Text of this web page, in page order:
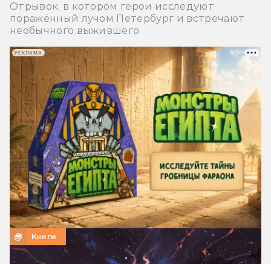
Отрывок, в котором герои исследуют
поражённый лучом Петербург и встречают
необычного выжившего
Книги
РЕКЛАМА